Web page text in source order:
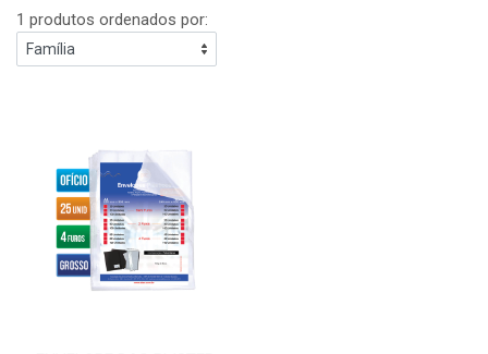
1 produtos ordenados por: